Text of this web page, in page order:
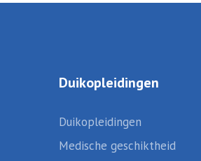
Duikopleidingen
Duikopleidingen
Medische geschiktheid